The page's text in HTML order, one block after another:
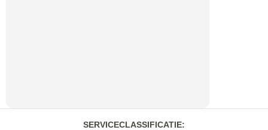
SERVICECLASSIFICATIE: